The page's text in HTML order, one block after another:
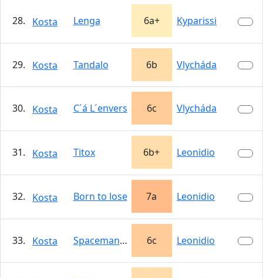
28. Kosta Lenga 6a+ Kyparissi
29. Kosta Tandalo 6b Vlycháda
30. Kosta C´á L´envers 6c Vlycháda
31. Kosta Titox 6b+ Leonidio
32. Kosta Born to lose 7a Leonidio
33. Kosta Spaceman Spiff 6c Leonidio